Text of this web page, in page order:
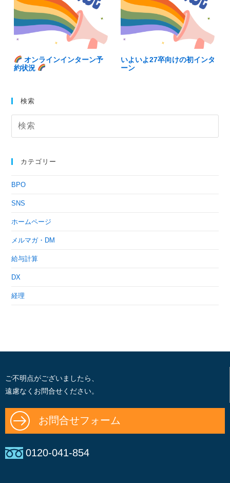
オンラインインターン予
約状況
いよいよ27卒向けの初インタ
ーン
検索
カテゴリー
BPO
SNS
ホームページ
メルマガ・DM
給与計算
DX
経理
ご不明点がございましたら、
遠慮なくお問合せください。
お問合せフォーム
0120-041-854